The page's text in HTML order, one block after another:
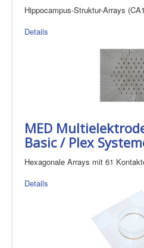
Hippocampus-Struktur-Arrays
Details
MED
Basic / Plex
Hexagonale Arrays mit 61
Details